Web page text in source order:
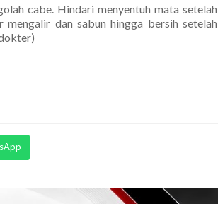
cabe. Hindari menyentuh mata setelah
dan sabun hingga bersih setelah